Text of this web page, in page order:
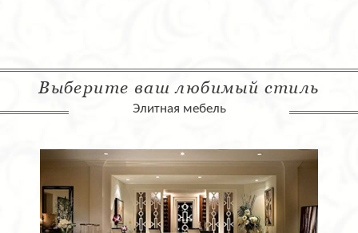
Выберите ваш любимый стиль
Элитная мебель